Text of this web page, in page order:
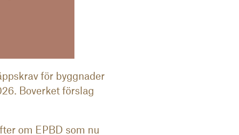
för byggnader
Boverket förslag
om EPBD som nu